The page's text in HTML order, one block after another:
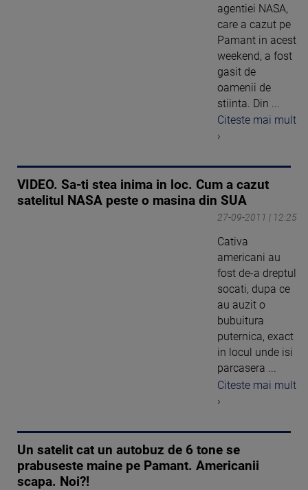
agentiei NASA,
care a cazut pe
Pamant in acest
weekend, a fost
gasit de
oamenii de
stiinta. Din ...
Citeste mai mult
›
VIDEO. Sa-ti stea inima in loc. Cum a cazut
satelitul NASA peste o masina din SUA
27-09-2011 | 12:25
Cativa
americani au
fost de-a dreptul
socati, dupa ce
au auzit o
bubuitura
puternica, exact
in locul unde isi
parcasera ...
Citeste mai mult
›
Un satelit cat un autobuz de 6 tone se
prabuseste maine pe Pamant. Americanii
scapa. Noi?!